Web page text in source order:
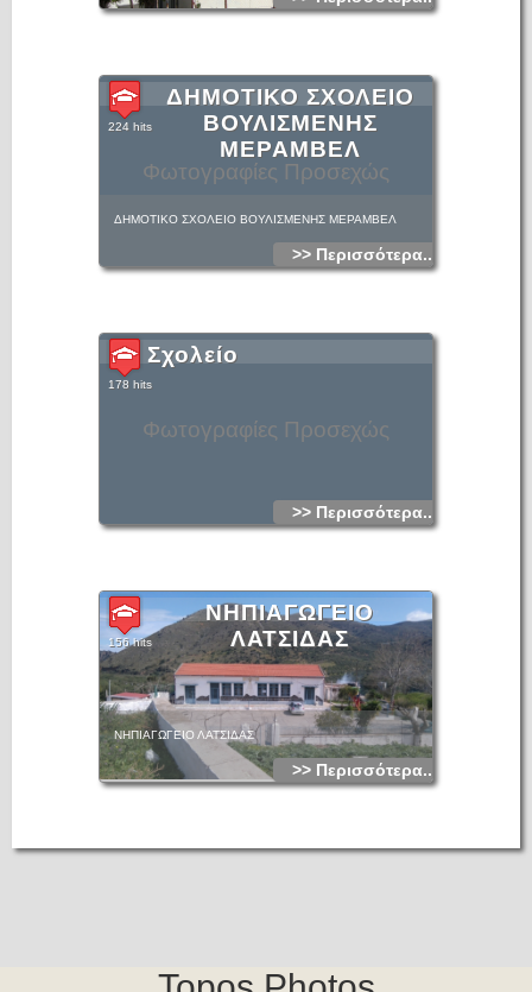
Φωτογραφίες Προσεχώς
ΔΗΜΟΤΙΚΟ ΣΧΟΛΕΙΟ
ΒΟΥΛΙΣΜΕΝΗΣ
ΜΕΡΑΜΒΕΛ
224 hits
ΔΗΜΟΤΙΚΟ ΣΧΟΛΕΙΟ ΒΟΥΛΙΣΜΕΝΗΣ ΜΕΡΑΜΒΕΛ
>> Περισσότερα...
Φωτογραφίες Προσεχώς
Σχολείο
178 hits
>> Περισσότερα...
ΝΗΠΙΑΓΩΓΕΙΟ
ΛΑΤΣΙΔΑΣ
156 hits
ΝΗΠΙΑΓΩΓΕΙΟ ΛΑΤΣΙΔΑΣ
>> Περισσότερα...